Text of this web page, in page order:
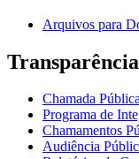
Arquivos para
Transparência
Chamada
Programa de
Chamamentos
Audiência